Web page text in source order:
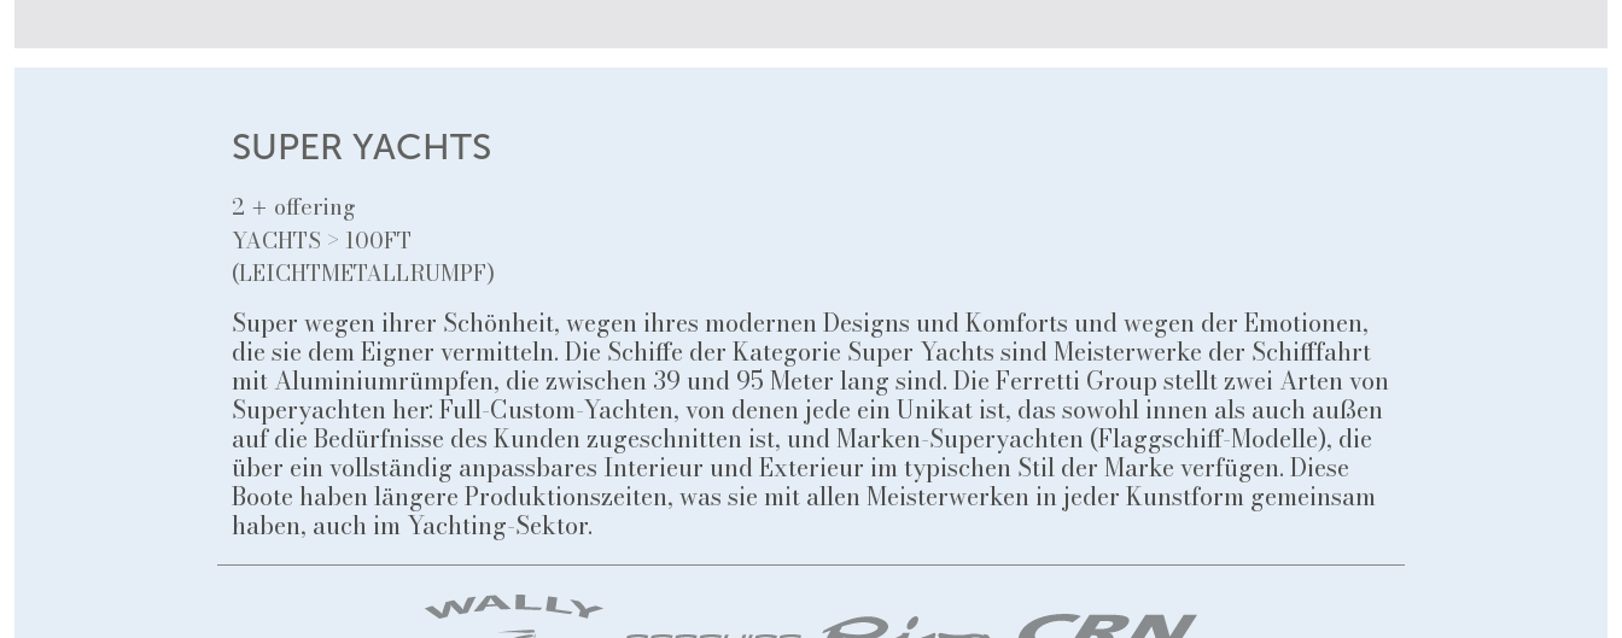
SUPER YACHTS
2 + offering
YACHTS > 100FT
(LEICHTMETALLRUMPF)
Super wegen ihrer Schönheit, wegen ihres modernen Designs und Komforts und wegen der Emotionen,
die sie dem Eigner vermitteln. Die Schiffe der Kategorie Super Yachts sind Meisterwerke der Schifffahrt
mit Aluminiumrümpfen, die zwischen 39 und 95 Meter lang sind. Die Ferretti Group stellt zwei Arten von
Superyachten her: Full-Custom-Yachten, von denen jede ein Unikat ist, das sowohl innen als auch außen
auf die Bedürfnisse des Kunden zugeschnitten ist, und Marken-Superyachten (Flaggschiff-Modelle), die
über ein vollständig anpassbares Interieur und Exterieur im typischen Stil der Marke verfügen. Diese
Boote haben längere Produktionszeiten, was sie mit allen Meisterwerken in jeder Kunstform gemeinsam
haben, auch im Yachting-Sektor.